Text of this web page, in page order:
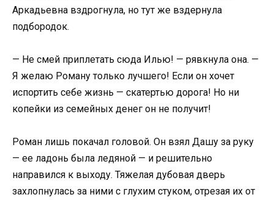
Аркадьевна вздрогнула, но тут же вздернула
подбородок.
— Не смей приплетать сюда Илью! — рявкнула она. —
Я желаю Роману только лучшего! Если он хочет
испортить себе жизнь — скатертью дорога! Но ни
копейки из семейных денег он не получит!
Роман лишь покачал головой. Он взял Дашу за руку
— ее ладонь была ледяной — и решительно
направился к выходу. Тяжелая дубовая дверь
захлопнулась за ними с глухим стуком, отрезая их от